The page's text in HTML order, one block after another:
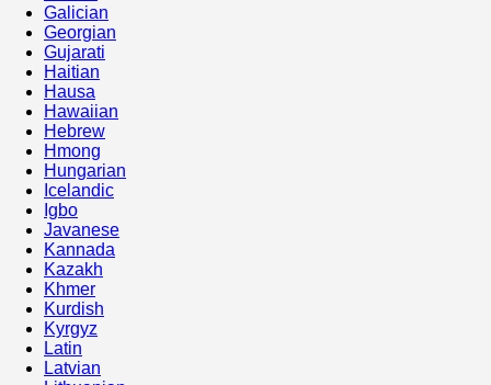
Galician
Georgian
Gujarati
Haitian
Hausa
Hawaiian
Hebrew
Hmong
Hungarian
Icelandic
Igbo
Javanese
Kannada
Kazakh
Khmer
Kurdish
Kyrgyz
Latin
Latvian